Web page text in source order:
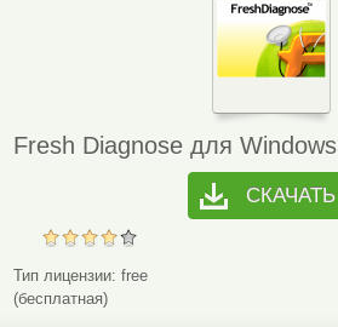
Fresh Diagnose для Windows
СКАЧАТЬ
Тип лицензии: free
(бесплатная)